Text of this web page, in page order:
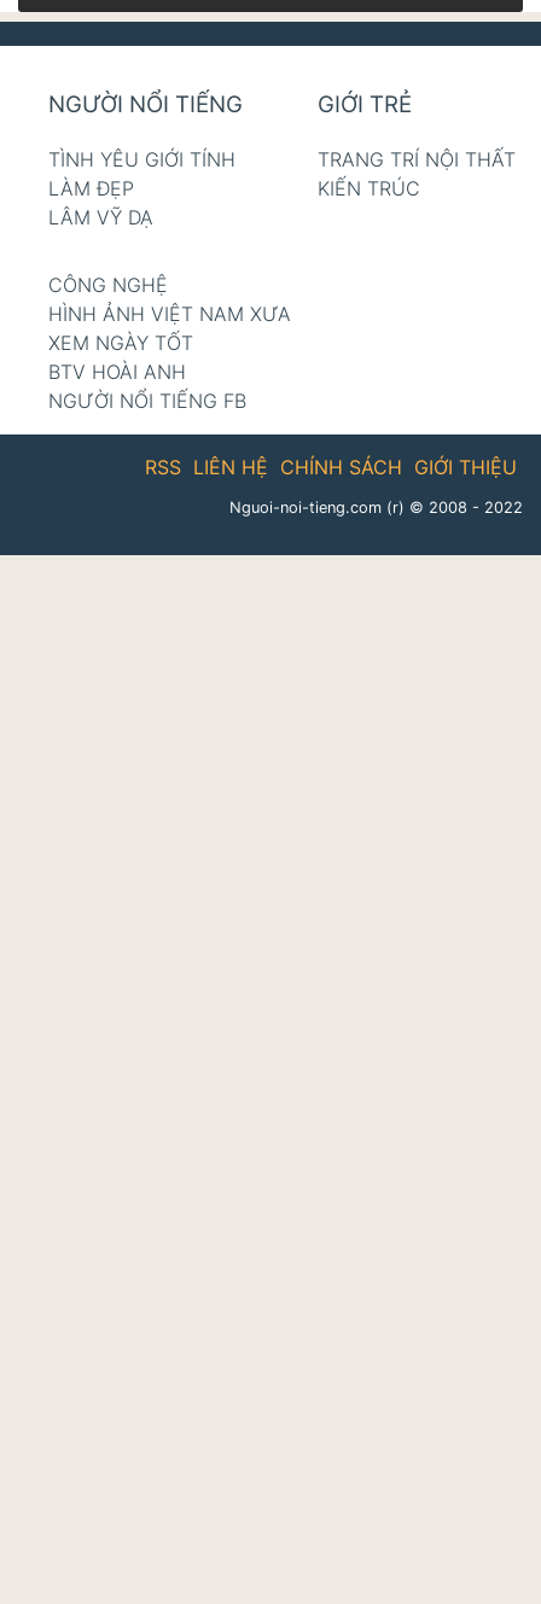
NGƯỜI NỔI TIẾNG
TÌNH YÊU GIỚI TÍNH
LÀM ĐẸP
LÂM VỸ DẠ
GIỚI TRẺ
TRANG TRÍ NỘI THẤT
KIẾN TRÚC
CÔNG NGHỆ
HÌNH ẢNH VIỆT NAM XƯA
XEM NGÀY TỐT
BTV HOÀI ANH
NGƯỜI NỔI TIẾNG FB
GIỚI THIỆU
CHÍNH SÁCH
LIÊN HỆ
RSS
Nguoi-noi-tieng.com (r) © 2008 - 2022